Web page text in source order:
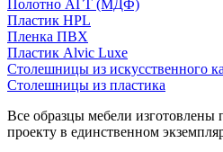
Полотно АГТ (МДФ)
Пластик HPL
Пленка ПВХ
Пластик Alvic Luxe
Столешницы из искусственного
Столешницы из пластика
Все образцы мебели изготовлены
проекту в единственном